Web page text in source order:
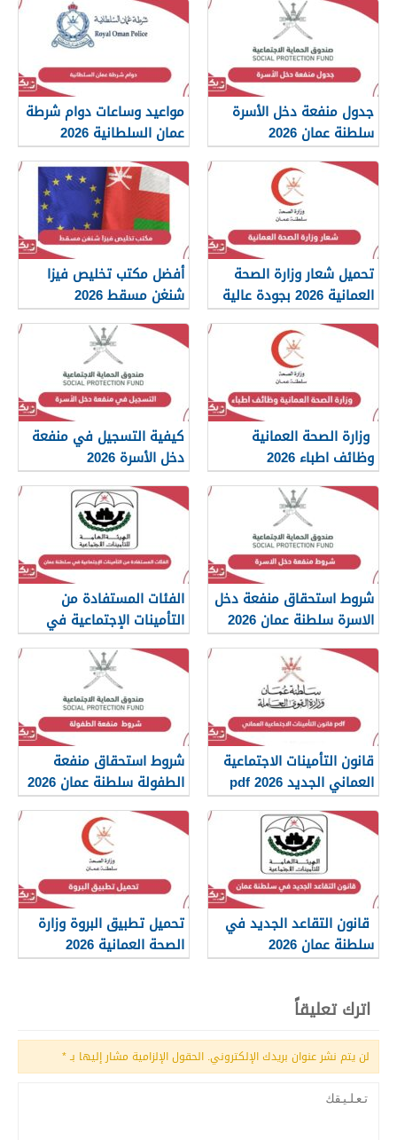
جدول منفعة دخل الأسرة
سلطنة عمان 2026
مواعيد وساعات دوام شرطة
عمان السلطانية 2026
تحميل شعار وزارة الصحة
العمانية 2026 بجودة عالية
png
أفضل مكتب تخليص فيزا
شنغن مسقط 2026
وزارة الصحة العمانية
وظائف اطباء 2026
كيفية التسجيل في منفعة
دخل الأسرة 2026
شروط استحقاق منفعة دخل
الاسرة سلطنة عمان 2026
الفئات المستفادة من
التأمينات الإجتماعية في
سلطنة عمان 2026
قانون التأمينات الاجتماعية
العماني الجديد 2026 pdf
شروط استحقاق منفعة
الطفولة سلطنة عمان 2026
قانون التقاعد الجديد في
سلطنة عمان 2026
تحميل تطبيق البروة وزارة
الصحة العمانية 2026
اترك تعليقاً
لن يتم نشر عنوان بريدك الإلكتروني. الحقول الإلزامية مشار إليها بـ*